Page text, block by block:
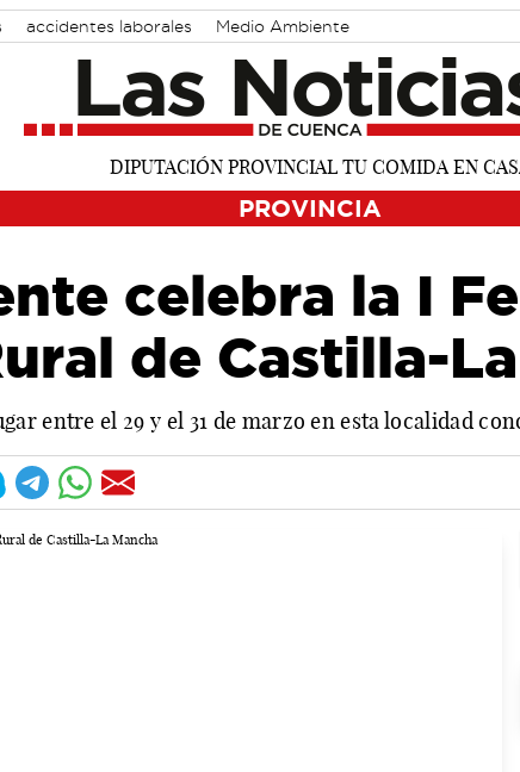
accidentes laborales Medio Ambiente
PROVINCIA
celebra la I
de Castilla-
entre el 29 y el 31 de marzo en esta localidad